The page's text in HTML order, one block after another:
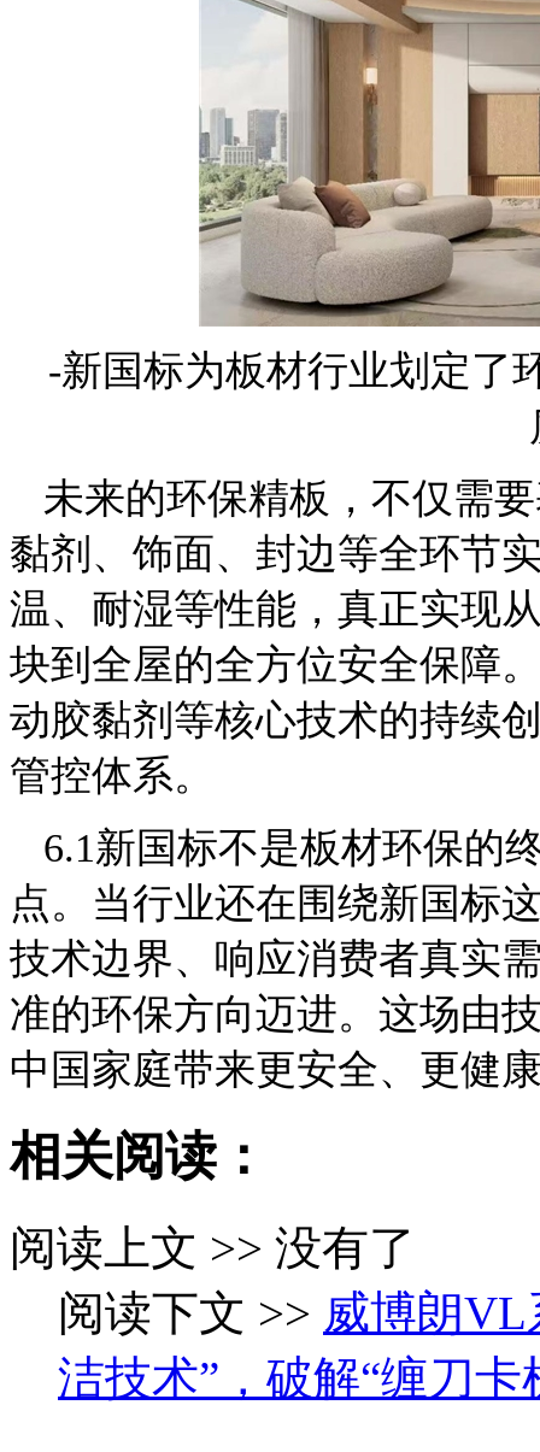
-新国标为板材行业划定了
未来的环保精板，不仅需
黏剂、饰面、封边等全环节
温、耐湿等性能，真正实现
块到全屋的全方位安全保障
动胶黏剂等核心技术的持续
管控体系。
6.1新国标不是板材环保的
点。当行业还在围绕新国标
技术边界、响应消费者真实
准的环保方向迈进。这场由
中国家庭带来更安全、更健
相关阅读：
阅读上文 >> 没有了
阅读下文 >> 威博朗VL
洁技术”，破解“缠刀卡